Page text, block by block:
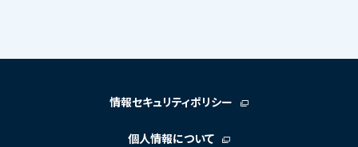
情報セキュリティポリシー
個人情報について